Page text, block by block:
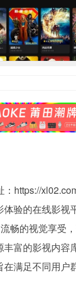
：https://
验的在线影视
畅的视觉享受
富的影视内容
满足不同用户